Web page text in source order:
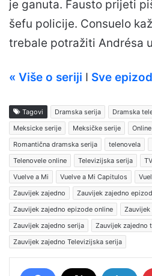
je ganuta. Fausto prijeti
šefu policije. Consuelo
trebale potražiti Andrésa
« Više o seriji I Sve
Tagovi Dramska serija
Dramska
Meksicke serije
Meksičke serije
Romantična dramska serija
telenovela
Telenovele online
Televizijska serija
Vuelve a Mi
Vuelve a Mi Capitulos
Zauvijek zajedno
Zauvijek zajedno
Zauvijek zajedno epizode online
Zauvijek zajedno serija
Zauvijek zajedno
Zauvijek zajedno Televizijska serija